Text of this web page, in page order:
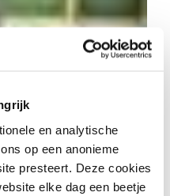
en analytische
op een anonieme
presteert. Deze cookies
elke dag een beetje
terminoloog